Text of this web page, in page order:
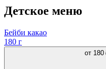
Детское меню
Бейби какао
180 г
от 180